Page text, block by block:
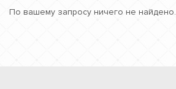
По вашему запросу ничего не найдено.